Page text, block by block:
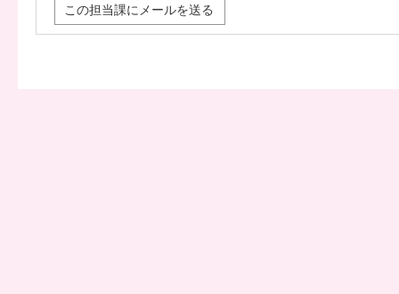
この担当課にメールを送る